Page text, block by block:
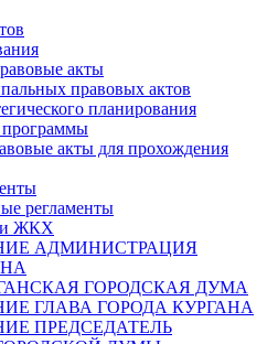
акты
правовых актов
планирования
акты для прохождения
регламенты
ЖКХ
АДМИНИСТРАЦИЯ
ГОРОДСКАЯ ДУМА
ГЛАВА ГОРОДА КУРГАНА
ПРЕДСЕДАТЕЛЬ